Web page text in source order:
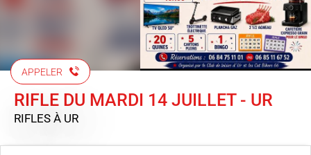
APPELER
RIFLE DU MARDI 14 JUILLET - UR
RIFLES À UR